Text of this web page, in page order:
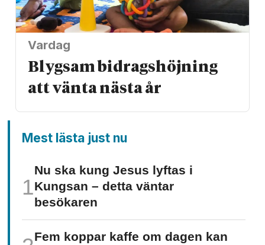
Vardag
Blygsam bidrags­höjning
att vänta nästa år
Mest lästa just nu
Nu ska kung Jesus lyftas i
Kungsan – detta väntar
besökaren
Fem koppar kaffe om dagen kan